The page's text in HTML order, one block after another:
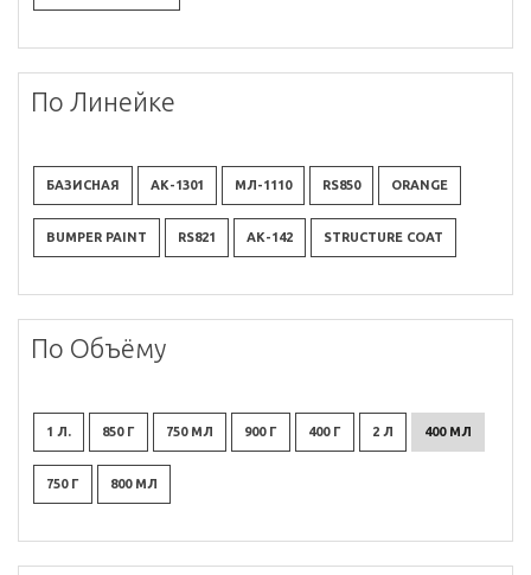
По Линейке
БАЗИСНАЯ АК-1301 МЛ-1110 RS850 ORANGE
BUMPER PAINT RS821 АК-142 STRUCTURE COAT
По Объёму
1 Л. 850 Г 750 МЛ 900 Г 400 Г 2 Л 400 МЛ
750 Г 800 МЛ